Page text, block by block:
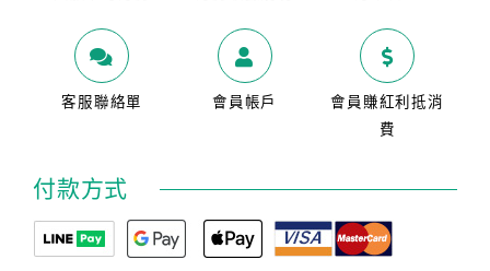
客服聯絡單 會員帳戶
會員賺紅利抵消
費
付款方式